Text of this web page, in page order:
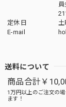
定休日
土
E-mail
送料について
商品合計￥
1万円以上のご注文の
ます！